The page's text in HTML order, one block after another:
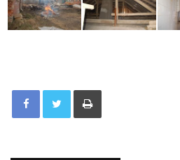
Tisknout